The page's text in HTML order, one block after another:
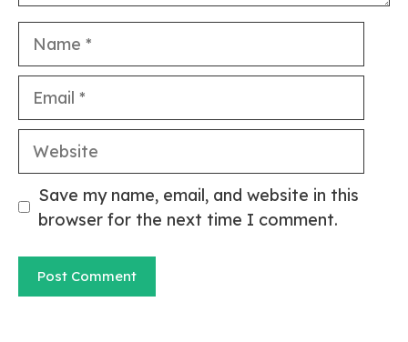
Name
Email
Website
Save my name, email, and website in this
browser for the next time I comment.